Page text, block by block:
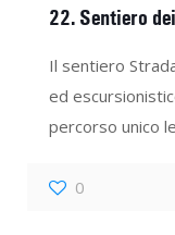
22. Sentiero
Il sentiero
ed
percorso unico
0